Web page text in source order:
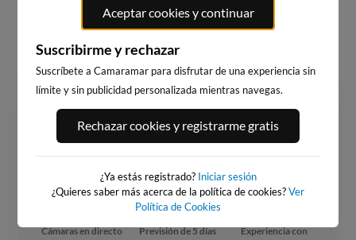
Ahorra un 35%
Mensual
Gratis
Cámaras en directo, 1 cámara favorita, 1
alerta de surf y previsiones hasta 5 días
Cámaras en directo
Previsión de 5 días
Experiencia con
Aceptar cookies y continuar
Suscribirme y rechazar
Suscríbete a Camaramar para disfrutar de una experiencia sin
límite y sin publicidad personalizada mientras navegas.
Rechazar cookies y registrarme gratis
¿Ya estás registrado? Iniciar sesión
¿Quieres saber más acerca de la política de cookies?Ver
Política de Cookies